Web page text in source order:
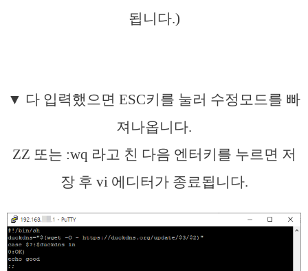
됩니다.)
▼ 다 입력했으면 ESC키를 눌러 수정모드를 빠
져나옵니다.
ZZ 또는 :wq 라고 친 다음 엔터키를 누르면 저
장 후 vi 에디터가 종료됩니다.